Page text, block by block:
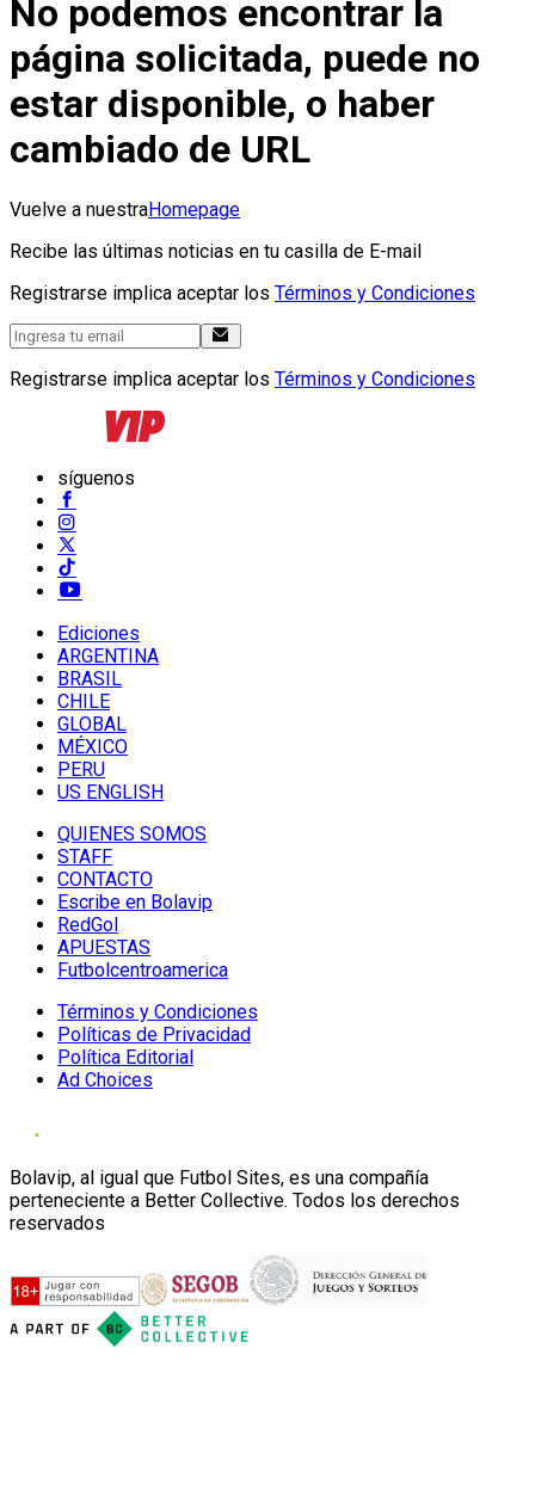
No podemos encontrar la
página solicitada, puede no
estar disponible, o haber
cambiado de URL
Vuelve a nuestraHomepage
Recibe las últimas noticias en tu casilla de E-mail
Registrarse implica aceptar los Términos y Condiciones
Registrarse implica aceptar los Términos y Condiciones
síguenos
Ediciones
ARGENTINA
BRASIL
CHILE
GLOBAL
MÉXICO
PERU
US ENGLISH
QUIENES SOMOS
STAFF
CONTACTO
Escribe en Bolavip
RedGol
APUESTAS
Futbolcentroamerica
Términos y Condiciones
Políticas de Privacidad
Política Editorial
Ad Choices
Bolavip, al igual que Futbol Sites, es una compañía
perteneciente a Better Collective. Todos los derechos
reservados